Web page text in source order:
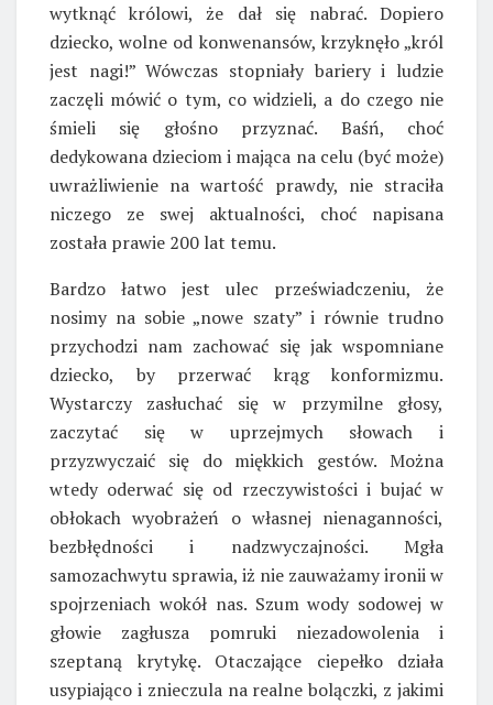
wytknąć królowi, że dał się nabrać. Dopiero
dziecko, wolne od konwenansów, krzyknęło „król
jest nagi!” Wówczas stopniały bariery i ludzie
zaczęli mówić o tym, co widzieli, a do czego nie
śmieli się głośno przyznać. Baśń, choć
dedykowana dzieciom i mająca na celu (być może)
uwrażliwienie na wartość prawdy, nie straciła
niczego ze swej aktualności, choć napisana
została prawie 200 lat temu.
Bardzo łatwo jest ulec przeświadczeniu, że
nosimy na sobie „nowe szaty” i równie trudno
przychodzi nam zachować się jak wspomniane
dziecko, by przerwać krąg konformizmu.
Wystarczy zasłuchać się w przymilne głosy,
zaczytać się w uprzejmych słowach i
przyzwyczaić się do miękkich gestów. Można
wtedy oderwać się od rzeczywistości i bujać w
obłokach wyobrażeń o własnej nienaganności,
bezbłędności i nadzwyczajności. Mgła
samozachwytu sprawia, iż nie zauważamy ironii w
spojrzeniach wokół nas. Szum wody sodowej w
głowie zagłusza pomruki niezadowolenia i
szeptaną krytykę. Otaczające ciepełko działa
usypiająco i znieczula na realne bolączki, z jakimi